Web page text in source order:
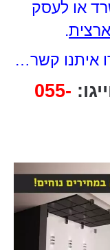
או לעסק
.
איתנו קשר…
055-